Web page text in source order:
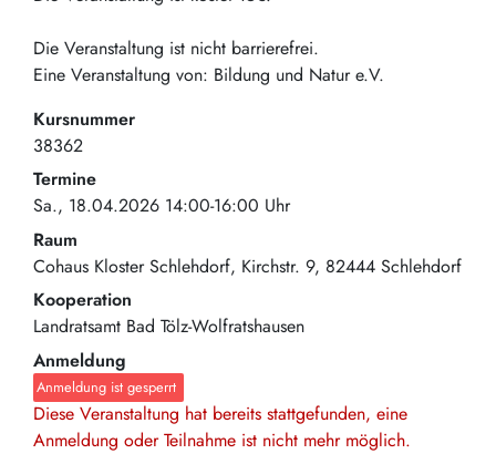
Die Veranstaltung ist nicht barrierefrei.
Eine Veranstaltung von: Bildung und Natur e.V.
Kursnummer
38362
Termine
Sa., 18.04.2026 14:00-16:00 Uhr
Raum
Cohaus Kloster Schlehdorf Kirchstr. 9 82444 Schlehdorf
Kooperation
Landratsamt Bad Tölz-Wolfratshausen
Anmeldung
Anmeldung ist gesperrt
Diese Veranstaltung hat bereits stattgefunden, eine
Anmeldung oder Teilnahme ist nicht mehr möglich.